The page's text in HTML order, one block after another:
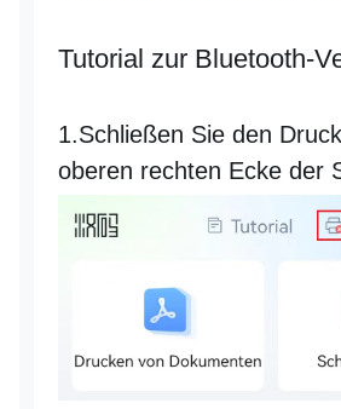
Tutorial zur Bluetooth-
1.Schließen Sie den
oberen rechten Ecke der